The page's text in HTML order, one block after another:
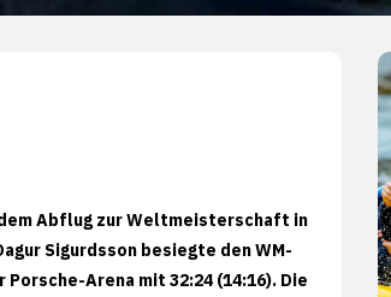
Abflug zur Weltmeisterschaft in
Sigurdsson besiegte den WM-
Arena mit 32:24 (14:16). Die